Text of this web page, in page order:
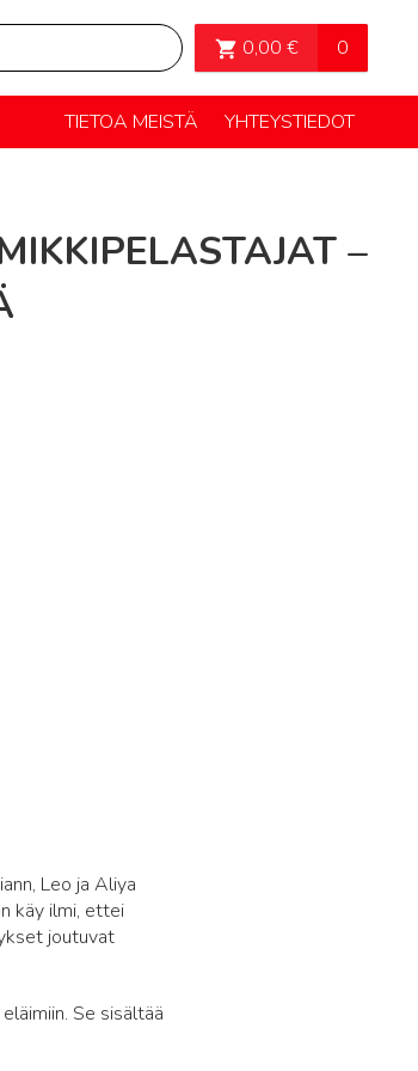
0,00 € 0
OSTOSKORI>
TIETOA MEISTÄ YHTEYSTIEDOT
–
Leo ja Aliya
käy ilmi, ettei
joutuvat
Se sisältää